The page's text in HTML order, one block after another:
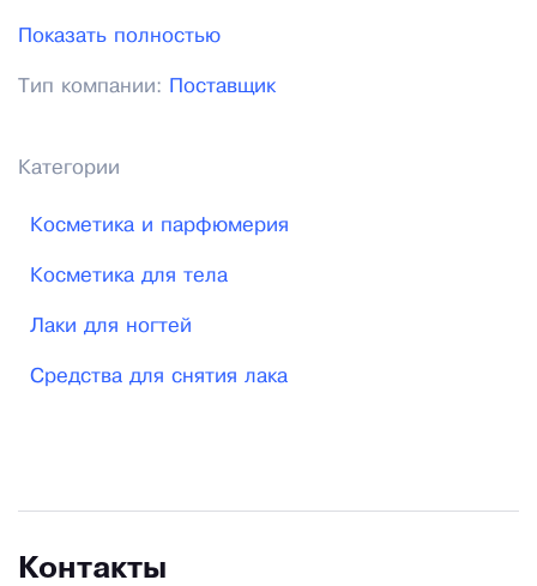
люди и компании из самых разных регионов
продукцию, которая обладает достойным
формирования и отправки заказов в нашем
готовы привезти любую партию товара в любой
город через Почту России или транспортными
ассортименте, риск каких-либо ошибок при
Показать полностью
Тип компании: Поставщик
Категории
Косметика и парфюмерия
Косметика для тела
Лаки для ногтей
Средства для снятия лака
Контакты